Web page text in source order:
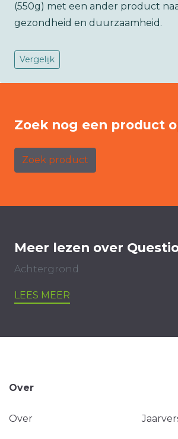
(550g) met een ander product
gezondheid en duurzaamheid.
Vergelijk
Zoek nog een product
Zoek product
Meer lezen over
Achtergrond
LEES MEER
Over
Over